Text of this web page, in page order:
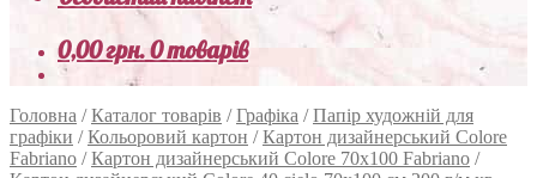
0,00грн.0 товарів
Головна /Каталог товарів /Графіка /Папір художній для
графіки /Кольоровий картон /Картон дизайнерський Colore
Fabriano /Картон дизайнерський Colore 70х100 Fabriano /